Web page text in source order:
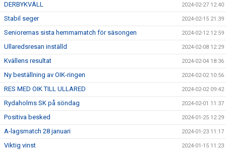
DERBYKVÄLL 2024-02-27 12:40
Stabil seger 2024-02-15 21:39
Seniorernas sista hemmamatch för säsongen 2024-02-12 12:59
Ullaredsresan inställd 2024-02-08 12:29
Kvällens resultat 2024-02-04 18:36
Ny beställning av OIK-ringen 2024-02-02 10:56
RES MED OIK TILL ULLARED 2024-02-02 09:42
Rydaholms SK på söndag 2024-02-01 11:37
Positiva besked 2024-01-25 12:29
A-lagsmatch 28 januari 2024-01-23 11:17
Viktig vinst 2024-01-15 11:23